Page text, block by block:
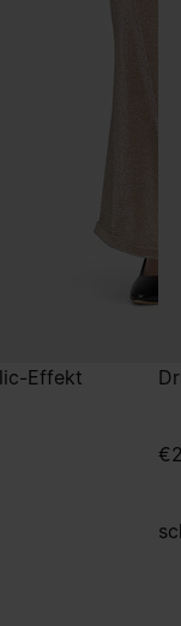
Effekt